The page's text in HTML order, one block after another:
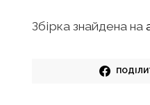
Збірка знайдена на